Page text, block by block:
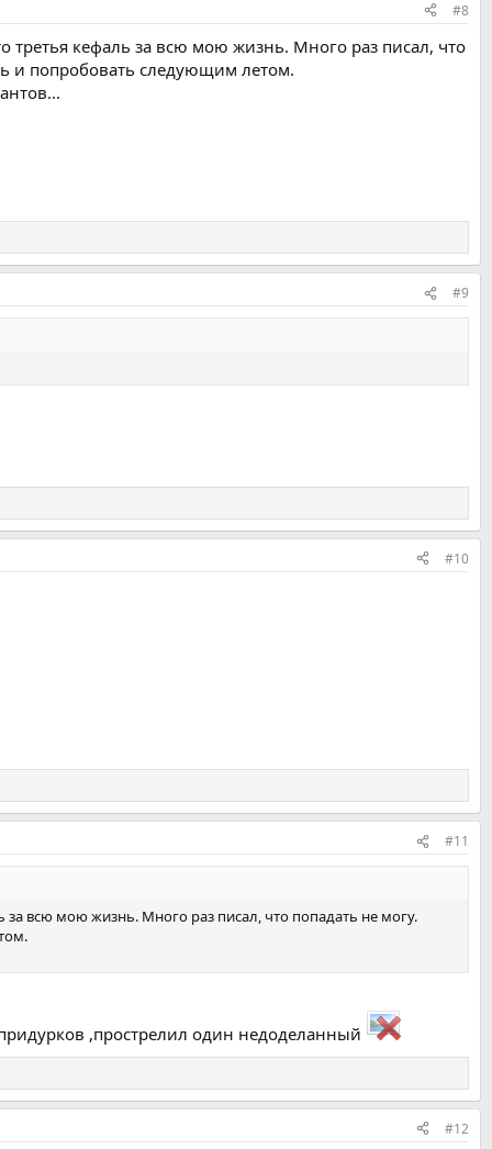
#8
третья кефаль за всю мою жизнь. Много раз писал, что
и попробовать следующим летом.
#9
#10
#11
за всю мою жизнь. Много раз писал, что попадать не могу.
,прострелил один недоделанный
#12